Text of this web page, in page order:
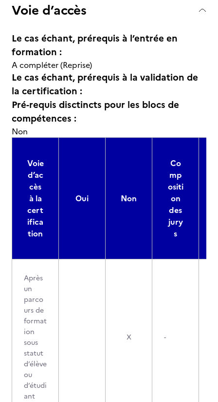
Voie d’accès
Le cas échant, prérequis à l’entrée en
formation :
A compléter (Reprise)
Le cas échant, prérequis à la validation de
la certification :
Pré-requis disctincts pour les blocs de
compétences :
Non
Voie
d’ac
cès
à la
cert
ifica
tion
Oui Non
Co
mp
ositi
on
des
jury
s
Après
un
parco
urs de
format
ion
sous
statut
d’élève
ou
d’étudi
ant
X -